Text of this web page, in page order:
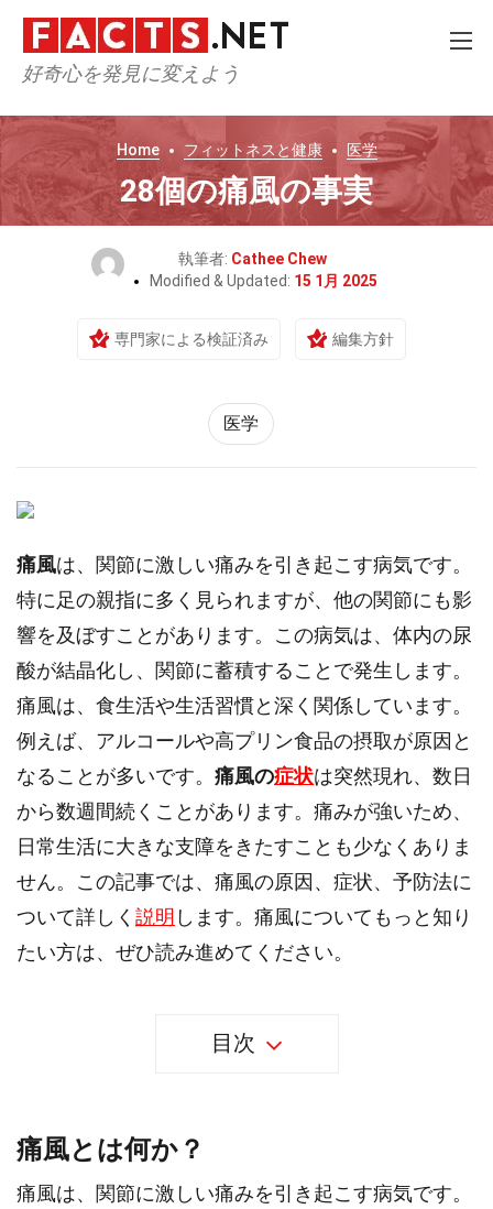
好奇心を発見に変えよう
Home フィットネスと健康 医学
28個の痛風の事実
執筆者: Cathee Chew
Modified & Updated: 15 1月 2025
専門家による検証済み 編集方針
医学
痛風は、関節に激しい痛みを引き起こす病気です。
特に足の親指に多く見られますが、他の関節にも影
響を及ぼすことがあります。この病気は、体内の尿
酸が結晶化し、関節に蓄積することで発生します。
痛風は、食生活や生活習慣と深く関係しています。
例えば、アルコールや高プリン食品の摂取が原因と
なることが多いです。 痛風の症状は突然現れ、数日
から数週間続くことがあります。痛みが強いため、
日常生活に大きな支障をきたすことも少なくありま
せん。この記事では、痛風の原因、症状、予防法に
ついて詳しく 説明 します。痛風についてもっと知り
たい方は、ぜひ読み進めてください。
目次
痛風とは何か？
痛風は、関節に激しい痛みを引き起こす病気です。